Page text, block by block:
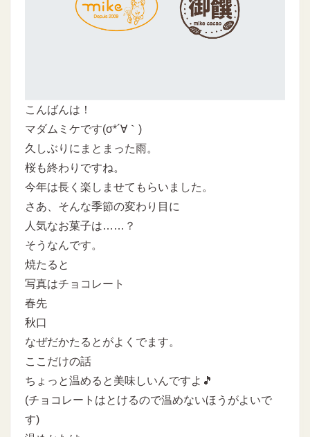
こんばんは！
マダムミケです(σ*´∀｀)
久しぶりにまとまった雨。
桜も終わりですね。
今年は長く楽しませてもらいました。
さあ、そんな季節の変わり目に
人気なお菓子は……？
そうなんです。
焼たると
写真はチョコレート
春先
秋口
なぜだかたるとがよくでます。
ここだけの話
ちょっと温めると美味しいんですよ🎵
(チョコレートはとけるので温めないほうがよいで
す)